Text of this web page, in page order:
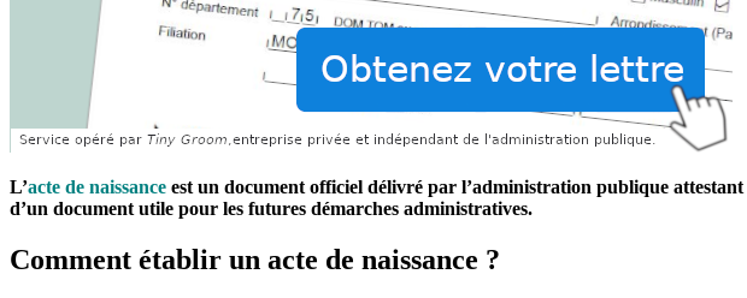
L’acte de naissance est un document officiel délivré par l’administration publique
d’un document utile pour les futures démarches administratives.
Comment établir un acte de naissance ?